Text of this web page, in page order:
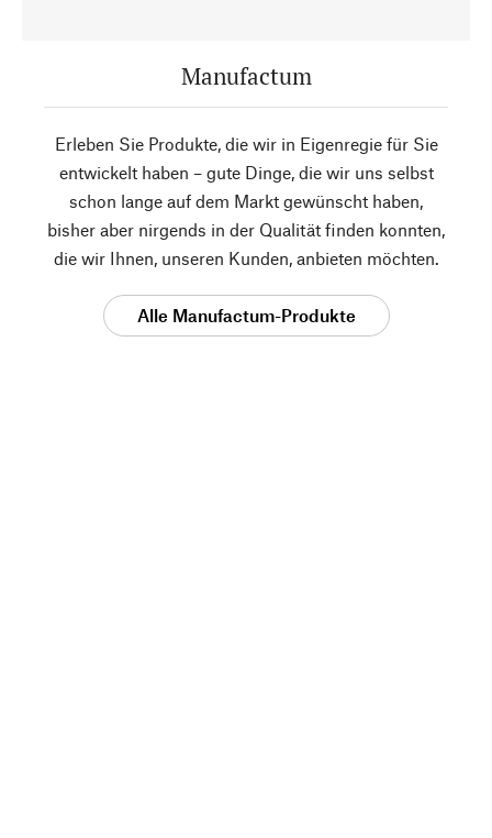
Manufactum
Erleben Sie Produkte, die wir in Eigenregie für Sie
entwickelt haben – gute Dinge, die wir uns selbst
schon lange auf dem Markt gewünscht haben,
bisher aber nirgends in der Qualität finden konnten,
die wir Ihnen, unseren Kunden, anbieten möchten.
Alle Manufactum-Produkte